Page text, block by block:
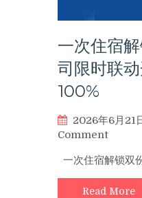
兑
换
海
宿
攻
一次住宿
司限时联
100%
2026年6月21
Commenton
次
住
宿
一次住宿解锁双
Read More